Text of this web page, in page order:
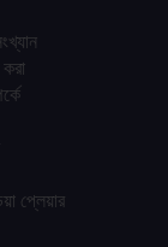
প্লেয়ার